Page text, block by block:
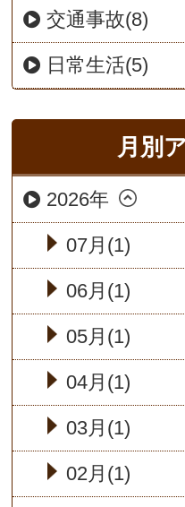
交通事故(8)
日常生活(5)
月別
2026年
07月(1)
06月(1)
05月(1)
04月(1)
03月(1)
02月(1)